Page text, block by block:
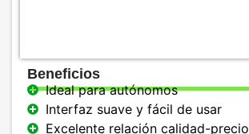
Beneficios
Ideal para autónomos
Interfaz suave y fácil de usar
Excelente relación calidad-precio